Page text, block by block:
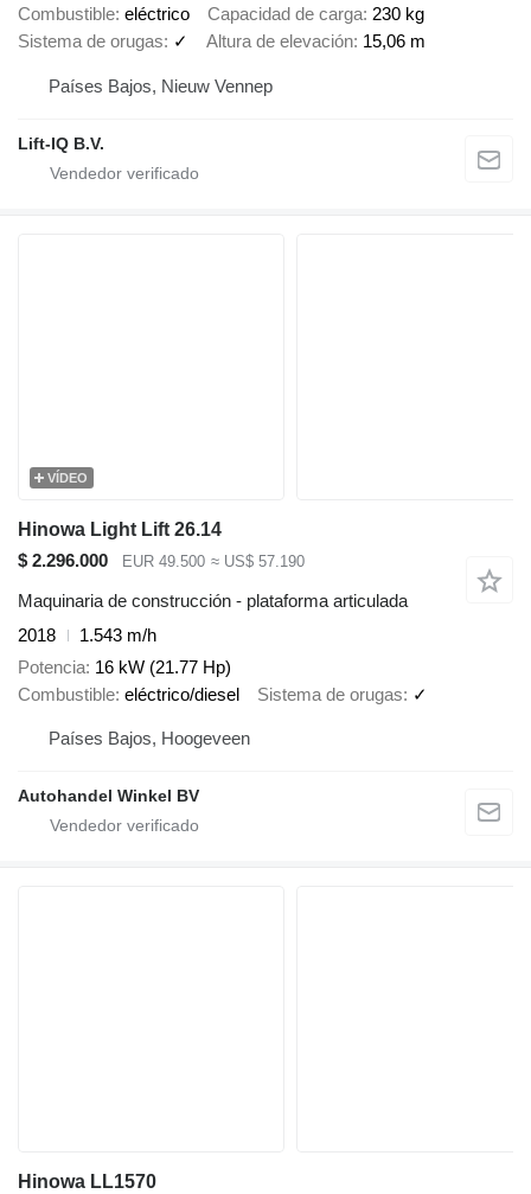
Combustible eléctrico Capacidad de carga 230 kg
Sistema de orugas
✓ Altura de elevación 15,06 m
Países Bajos, Nieuw Vennep
Lift-IQ B.V.
VÍDEO
Hinowa Light Lift 26.14
$ 2.296.000
EUR 49.500 ≈ US$ 57.190
Maquinaria de construcción - plataforma articulada
2018
1.543 m/h
Potencia 16 kW (21.77 Hp)
Combustible eléctrico/diesel Sistema de orugas ✓
Países Bajos, Hoogeveen
Autohandel Winkel BV
Hinowa LL1570